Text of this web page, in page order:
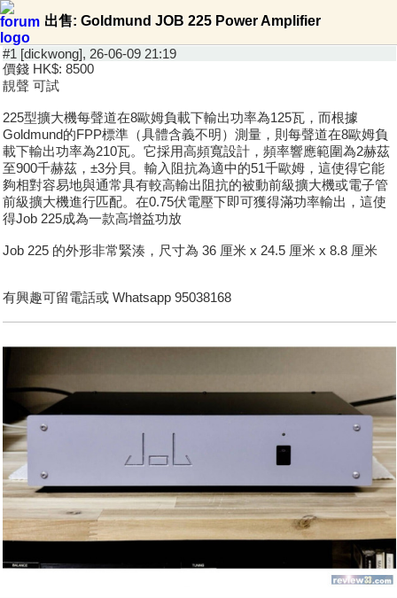
出售: Goldmund JOB 225 Power Amplifier
#1 [dickwong], 26-06-09 21:19
價錢 HK$: 8500
靚聲 可試
225型擴大機每聲道在8歐姆負載下輸出功率為125瓦，而根據
Goldmund的FPP標準（具體含義不明）測量，則每聲道在8歐姆負
載下輸出功率為210瓦。它採用高頻寬設計，頻率響應範圍為2赫茲
至900千赫茲，±3分貝。輸入阻抗為適中的51千歐姆，這使得它能
夠相對容易地與通常具有較高輸出阻抗的被動前級擴大機或電子管
前級擴大機進行匹配。在0.75伏電壓下即可獲得滿功率輸出，這使
得Job 225成為一款高增益功放
Job 225 的外形非常緊湊，尺寸為 36 厘米 x 24.5 厘米 x 8.8 厘米
有興趣可留電話或 Whatsapp 95038168